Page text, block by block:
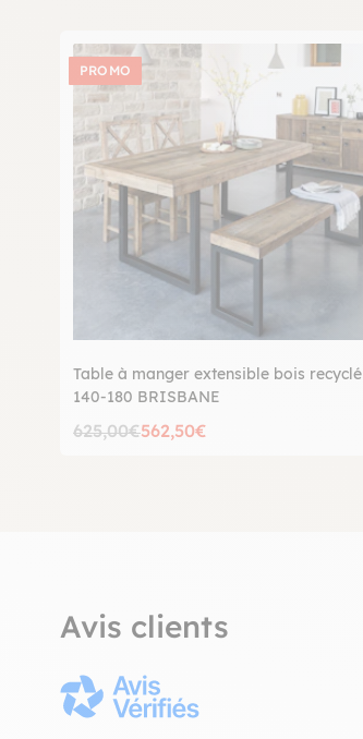
PROMO
Table à manger extensible bois recyclé
140-180 BRISBANE
625,00€562,50€
Avis clients